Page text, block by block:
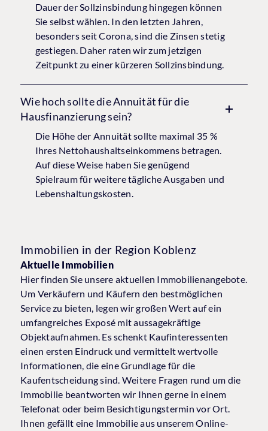
Dauer der Sollzinsbindung hingegen können
Sie selbst wählen. In den letzten Jahren,
besonders seit Corona, sind die Zinsen stetig
gestiegen. Daher raten wir zum jetzigen
Zeitpunkt zu einer kürzeren Sollzinsbindung.
Wie hoch sollte die Annuität für die
Hausfinanzierung sein?
Die Höhe der Annuität sollte maximal 35 %
Ihres Nettohaushaltseinkommens betragen.
Auf diese Weise haben Sie genügend
Spielraum für weitere tägliche Ausgaben und
Lebenshaltungskosten.
Immobilien in der Region Koblenz
Aktuelle Immobilien
Hier finden Sie unsere aktuellen Immobilienangebote.
Um Verkäufern und Käufern den bestmöglichen
Service zu bieten, legen wir großen Wert auf ein
umfangreiches Exposé mit aussagekräftige
Objektaufnahmen. Es schenkt Kaufinteressenten
einen ersten Eindruck und vermittelt wertvolle
Informationen, die eine Grundlage für die
Kaufentscheidung sind. Weitere Fragen rund um die
Immobilie beantworten wir Ihnen gerne in einem
Telefonat oder beim Besichtigungstermin vor Ort.
Ihnen gefällt eine Immobilie aus unserem Online-